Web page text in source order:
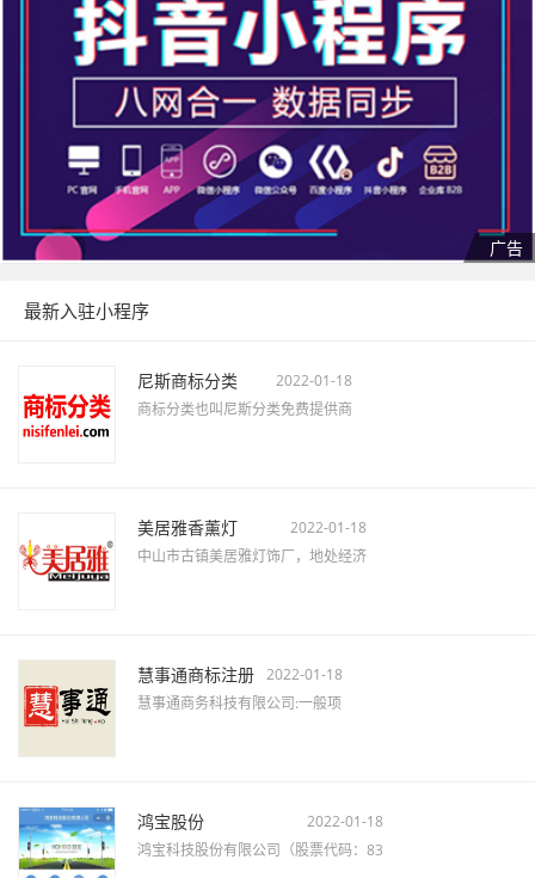
最新入驻小程序
尼斯商标分类
2022-01-18
商标分类也叫尼斯分类免费提供商
美居雅香薰灯
2022-01-18
中山市古镇美居雅灯饰厂，地处经济
慧事通商标注册 2022-01-18
慧事通商务科技有限公司:一般项
鸿宝股份
2022-01-18
鸿宝科技股份有限公司（股票代码：83